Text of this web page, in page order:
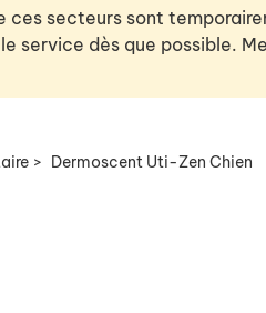
ces secteurs sont
service dès que possible.
> Dermoscent Uti-Zen Chien